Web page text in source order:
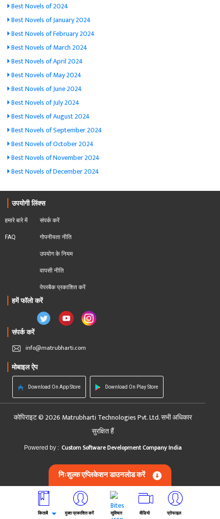
Best Novels of 2024
Best Novels of January 2024
Best Novels of February 2024
Best Novels of March 2024
Best Novels of April 2024
Best Novels of May 2024
Best Novels of June 2024
Best Novels of July 2024
Best Novels of August 2024
Best Novels of September 2024
Best Novels of October 2024
Best Novels of November 2024
Best Novels of December 2024
उपयोगी लिंक्स
हमारे बारे में
FAQ
संपर्क करें
गोपनीयता नीति
उपयोग के नियम
वापसी नीति
पेपरबैक प्रकाशित करें
हमें फॉलो करें
संपर्क करें
info@matrubharti.com
मोबाइल ऐप
Download On App Store Download On Play Store
कोपिराइट © 2026 Matrubharti Technologies Pvt. Ltd. सभी अधिकार
सुरक्षित हैं
Powered by : Custom Software Development Company India
निःशुल्क एप्लिकेशन डाउनलोड करें
किताबें मुक्त प्रकाशित करें सुविचार वीडियो प्रोफाइल